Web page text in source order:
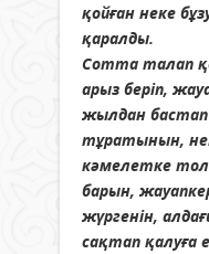
қойған неке
қаралды.
Сотта талап
арыз беріп,
жылдан бастап
тұратынын,
кәмелетке
барын,
жүргенін,
сақтап қалуға